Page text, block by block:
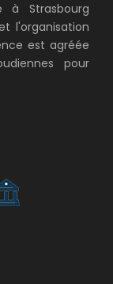
à Strasbourg
l'organisation
est agréée
pour